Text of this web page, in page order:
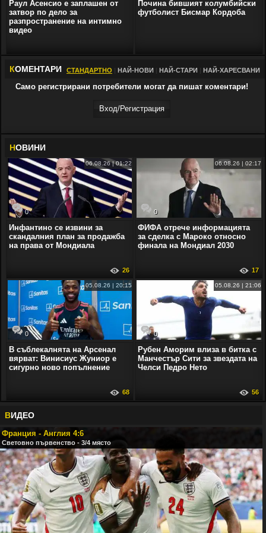
Раул Асенсио е заплашен от
затвор по дело за
разпространение на интимно
видео
Почина бившият колумбийски
футболист Бисмар Кордоба
КОМЕНТАРИ СТАНДАРТНО НАЙ-НОВИ НАЙ-СТАРИ НАЙ-ХАРЕСВАНИ
Само регистрирани потребители могат да пишат коментари!
Вход/Регистрaция
НОВИНИ
0
06.08.26 | 01:22
Инфантино се извини за
скандалния план за продажба
на права от Мондиала
26
0
06.08.26 | 02:17
ФИФА отрече информацията
за сделка с Мароко относно
финала на Мондиал 2030
17
0
05.08.26 | 20:15
В съблекалнята на Арсенал
вярват: Винисиус Жуниор е
сигурно ново попълнение
68
0
05.08.26 | 21:06
Рубен Аморим влиза в битка с
Манчестър Сити за звездата на
Челси Педро Нето
56
ВИДЕО
Франция - Англия 4:6
Световно първенство - 3/4 място